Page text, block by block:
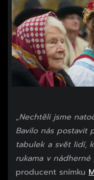
„Nechtěli jsme
Bavilo nás postavit
tabulek a svět lidí,
rukama v nádherné
producent snímku